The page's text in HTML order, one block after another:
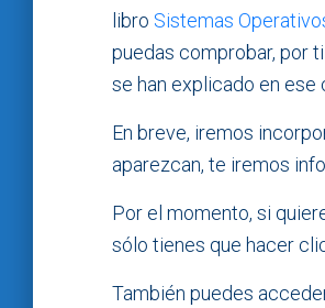
libro Sistemas
puedas comprobar, por
se han explicado en ese
En breve, iremos
aparezcan, te iremos
Por el momento, si
sólo tienes que hacer
También puedes